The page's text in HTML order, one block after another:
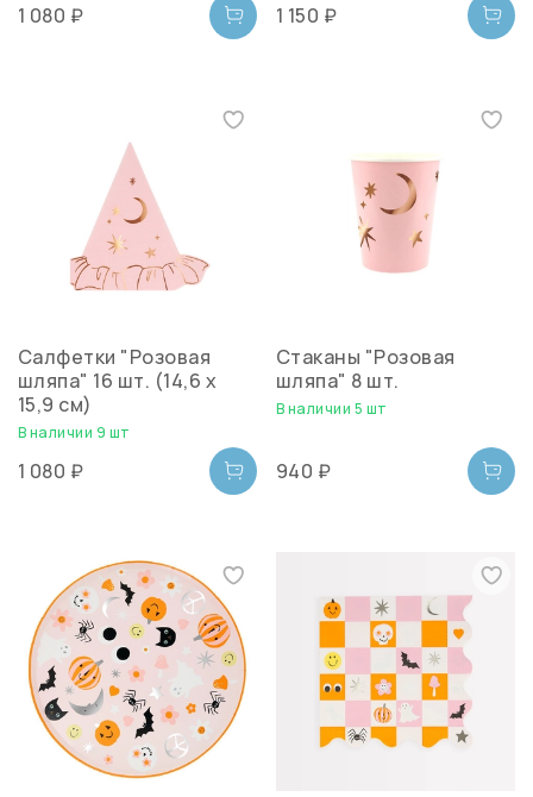
1 080 ₽ 1 150 ₽
Салфетки "Розовая
шляпа" 16 шт. (14,6 х
15,9 см)
В наличии 9 шт
1 080 ₽
Стаканы "Розовая
шляпа" 8 шт.
В наличии 5 шт
940 ₽